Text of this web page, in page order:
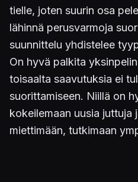
tielle, joten suurin osa
lähinnä perusvarmoja
suunnittelu yhdistelee
On hyvä palkita
toisaalta saavutuksia ei
suorittamiseen. Niillä on
kokeilemaan uusia juttuja
miettimään, tutkimaan